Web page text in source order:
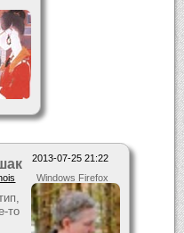
2013-07-25 21:22
Windows Firefox
то